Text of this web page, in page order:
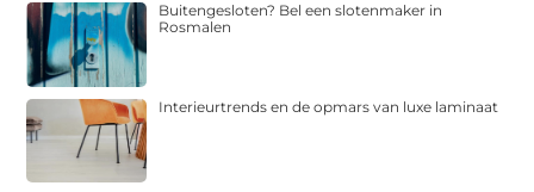
Buitengesloten? Bel een slotenmaker in
Rosmalen
Interieurtrends en de opmars van luxe laminaat